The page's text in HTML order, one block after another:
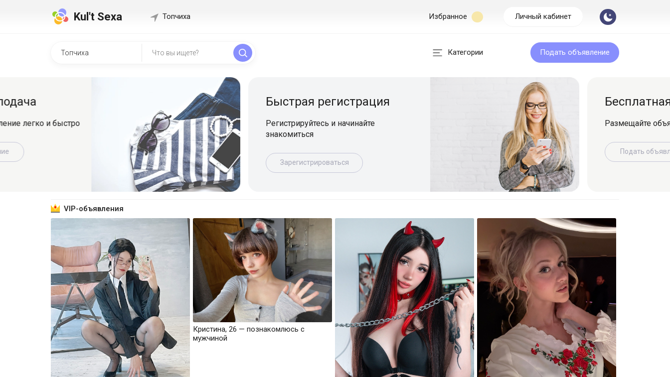
Kul't Sexa Топчиха Избранное Личный кабинет
Категории Подать объявление
Быстрая регистрация
Регистрируйтесь и начинайте
знакомиться
Зарегистрироваться
Бесплатная подача
Размещайте объявление легко и
Подать объявление
VIP-объявления
Кристина, 26 — познакомлюсь с
мужчиной